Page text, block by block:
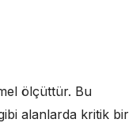
ölçüttür. Bu
alanlarda kritik bir